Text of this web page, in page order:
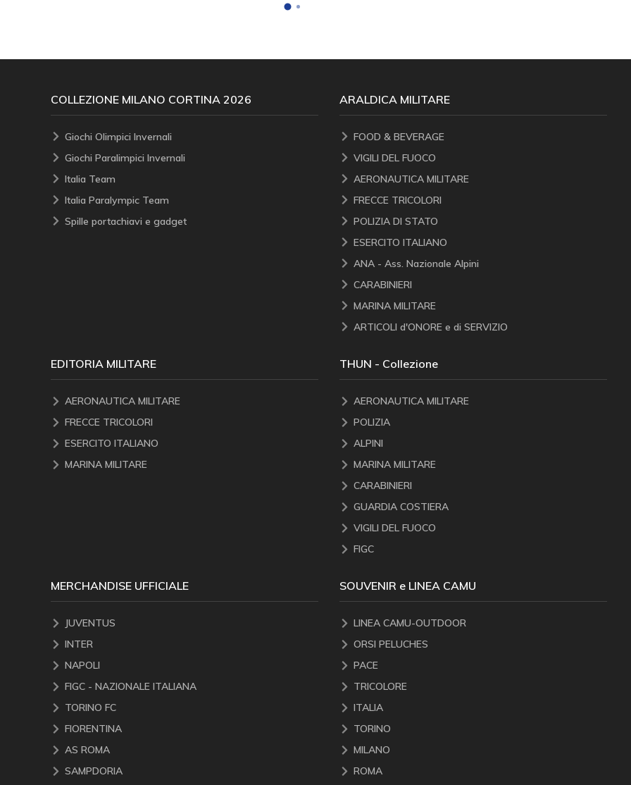
COLLEZIONE MILANO CORTINA 2026
Giochi Olimpici Invernali
Giochi Paralimpici Invernali
Italia Team
Italia Paralympic Team
Spille portachiavi e gadget
ARALDICA MILITARE
FOOD & BEVERAGE
VIGILI DEL FUOCO
AERONAUTICA MILITARE
FRECCE TRICOLORI
POLIZIA DI STATO
ESERCITO ITALIANO
ANA - Ass. Nazionale Alpini
CARABINIERI
MARINA MILITARE
ARTICOLI d'ONORE e di SERVIZIO
EDITORIA MILITARE
AERONAUTICA MILITARE
FRECCE TRICOLORI
ESERCITO ITALIANO
MARINA MILITARE
THUN - Collezione
AERONAUTICA MILITARE
POLIZIA
ALPINI
MARINA MILITARE
CARABINIERI
GUARDIA COSTIERA
VIGILI DEL FUOCO
FIGC
MERCHANDISE UFFICIALE
JUVENTUS
INTER
NAPOLI
FIGC - NAZIONALE ITALIANA
TORINO FC
FIORENTINA
AS ROMA
SAMPDORIA
SOUVENIR e LINEA CAMU
LINEA CAMU-OUTDOOR
ORSI PELUCHES
PACE
TRICOLORE
ITALIA
TORINO
MILANO
ROMA